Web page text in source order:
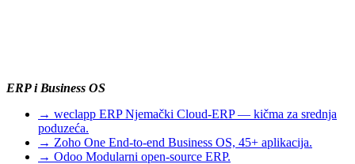
ERP i Business OS
→ weclapp ERP Njemački Cloud-ERP — kičma za srednja
poduzeća.
→ Zoho One End-to-end Business OS, 45+ aplikacija.
→ Odoo Modularni open-source ERP.